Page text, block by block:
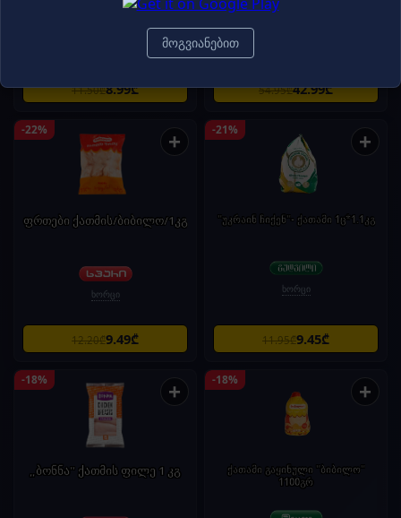
11.50₾8.99₾ 54.95₾42.99₾
-22% +
ფრთები ქათმის/ბიბილო/1კგ
ხორცი
12.20₾9.49₾
-21% +
"უკრაინ ჩიქენ"- ქათამი 1ც*1.1კგ
ხორცი
11.95₾9.45₾
-18% +
„ბონნა" ქათმის ფილე 1 კგ
-18% +
ქათამი გაყინული "ბიბილო"
1100გრ
მოგვიანებით